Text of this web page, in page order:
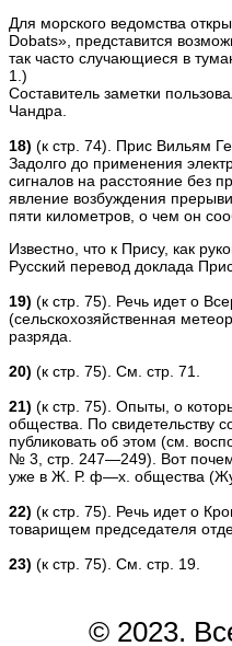
Для морского ведомства
Dobats», представится
так часто случающиеся в
1.)
Составитель заметки
Чандра.
18) (к стр. 74). Прис Вильям
Задолго до применения
сигналов на расстояние без
явление возбуждения
пяти километров, о чем он
Известно, что к Прису, как
Русский перевод доклада
19) (к стр. 75). Речь идет о
(сельскохозяйственная
разряда.
20) (к стр. 75). См. стр. 71.
21) (к стр. 75). Опыты, о
общества. По свидетельству
публиковать об этом (см.
№ 3, стр. 247—249). Вот
уже в Ж. Р. ф—х. общества
22) (к стр. 75). Речь идет о
товарищем председателя
23) (к стр. 75). См. стр. 19.
© 2023.